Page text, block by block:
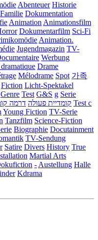
Abenteuer Historie
Familie Dokumentation
AnimationAnimationsfilm
Dokumentarfilm Sci-Fi
Animation.
Jugendmagazin TV-
Werbung
Drame
Mélodrame Spot 가족
Fiction Licht-Spektakel
Genre Test G&S g Serie
קומדיית פעולה דרמה
Test c
Young Fiction TV-Serie
Tanzfilm Science-Fiction
Biographie Docutainment
TV-Sendung
Satire Divers History True
Martial Arts
-Austellung Halle
Kdrama